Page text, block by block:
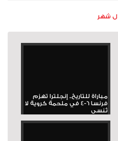
شهر
مباراة للتاريخ.. إنجلترا تهزم
فرنسا 6-4 في ملحمة كروية لا
تُنسى